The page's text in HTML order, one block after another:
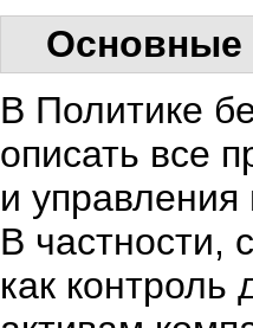
Основные
В Политике
описать все
и
В частности,
как